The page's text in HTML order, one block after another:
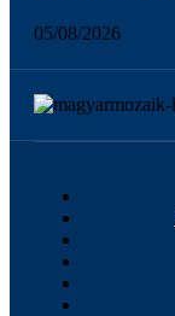
05/08/2026